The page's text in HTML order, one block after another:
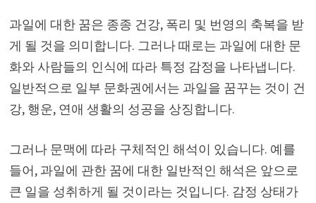
과일에 대한 꿈은 종종 건강, 폭리 및 번영의 축복을 받
게 될 것을 의미합니다. 그러나 때로는 과일에 대한 문
화와 사람들의 인식에 따라 특정 감정을 나타냅니다.
일반적으로 일부 문화권에서는 과일을 꿈꾸는 것이 건
강, 행운, 연애 생활의 성공을 상징합니다.
그러나 문맥에 따라 구체적인 해석이 있습니다. 예를
들어, 과일에 관한 꿈에 대한 일반적인 해석은 앞으로
큰 일을 성취하게 될 것이라는 것입니다. 감정 상태가